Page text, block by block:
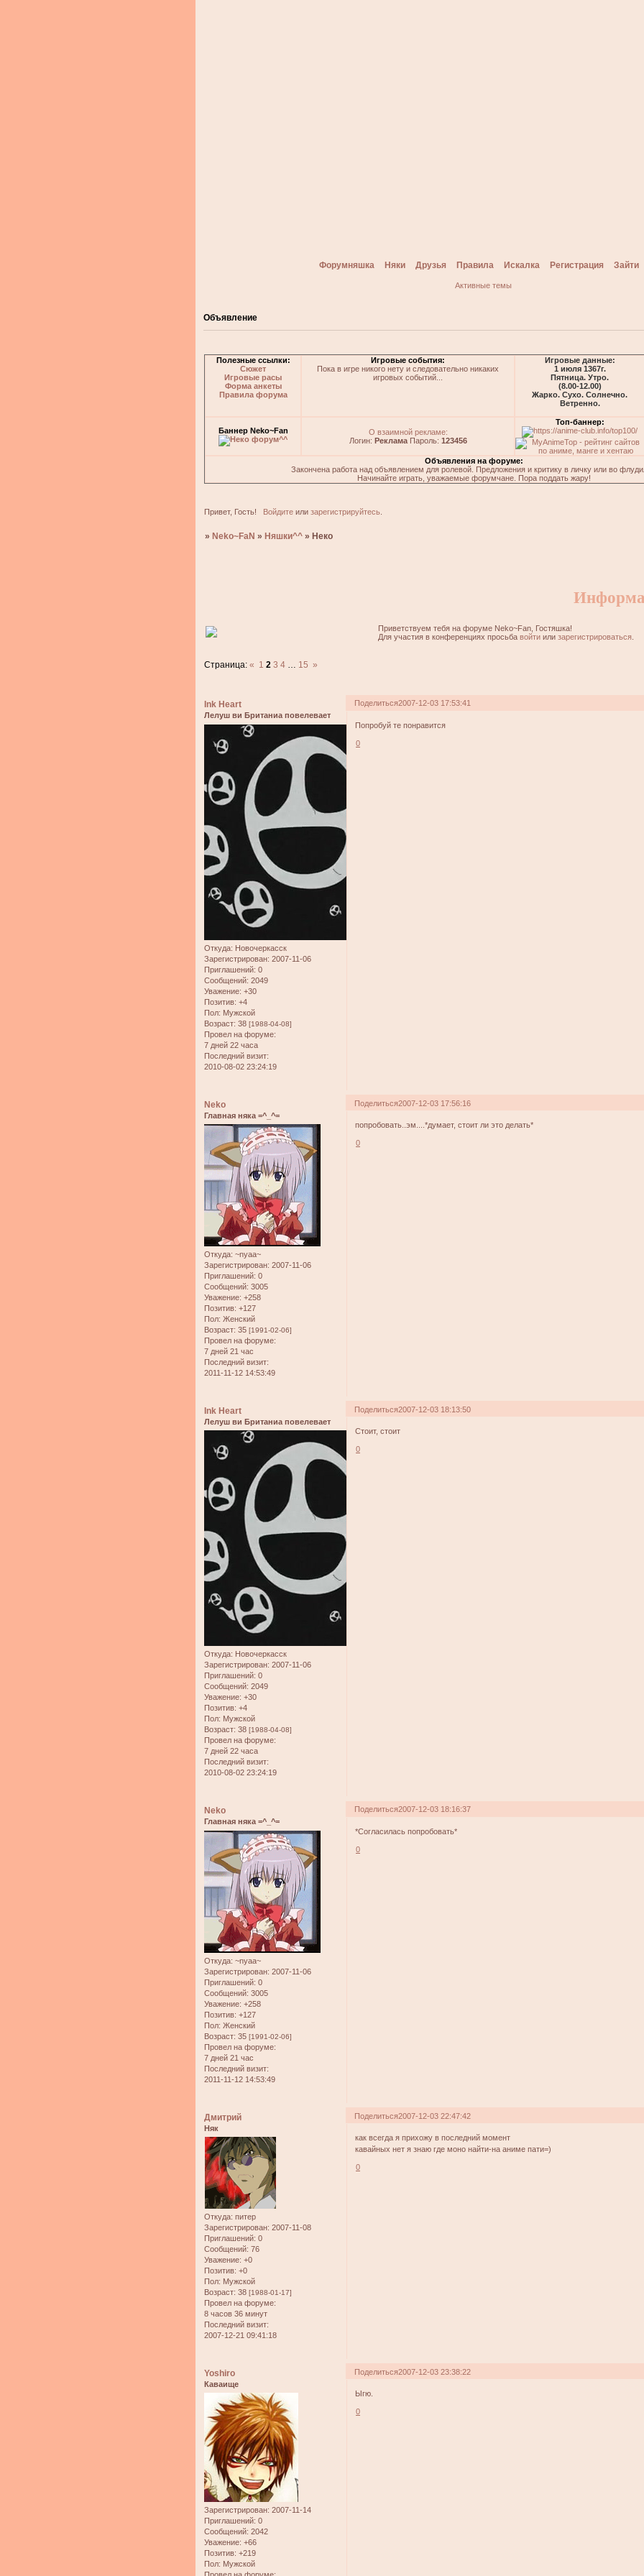
Форумняшка Няки Друзья Правила Искалка Регистрация Зайти
Активные темы
Объявление
Полезные ссылки:
Сюжет
Игровые расы
Форма анкеты
Правила форума
Игровые события:
Пока в игре никого нету и следовательно никаких
игровых событий...
Игровые данные:
1 июля 1367г.
Пятница. Утро.
(8.00-12.00)
Жарко. Сухо. Солнечно.
Ветренно.
Баннер Neko~Fan
О взаимной рекламе:
Логин: РекламаПароль: 123456
Топ-баннер:
Объявления на форуме:
Закончена работа над объявлением для ролевой. Предложения и критику в личку или во
Начинайте играть, уважаемые форумчане. Пора поддать жару!
Привет, Гость! Войдитеили зарегистрируйтесь.
» Neko~FaN » Няшки^^ » Неко
Приветствуем тебя на форуме Neko~Fan, Гостяшка!
Для участия в конференциях просьба войти или зарегистрироваться
Страница:« 1 2 3 4 … 15 »
Поделиться2007-12-03 17:53:41
Ink Heart
Лелуш ви Британиа повелевает
Откуда: Новочеркасск
Зарегистрирован: 2007-11-06
Приглашений: 0
Сообщений: 2049
Уважение: +30
Позитив: +4
Пол: Мужской
Возраст: 38 [1988-04-08]
Провел на форуме:
7 дней 22 часа
Последний визит:
2010-08-02 23:24:19
Попробуй те понравится
0
Поделиться2007-12-03 17:56:16
Neko
Главная няка =^_^=
Откуда: ~nyaa~
Зарегистрирован: 2007-11-06
Приглашений: 0
Сообщений: 3005
Уважение: +258
Позитив: +127
Пол: Женский
Возраст: 35 [1991-02-06]
Провел на форуме:
7 дней 21 час
Последний визит:
2011-11-12 14:53:49
попробовать..эм....*думает, стоит ли это делать*
0
Поделиться2007-12-03 18:13:50
Ink Heart
Лелуш ви Британиа повелевает
Откуда: Новочеркасск
Зарегистрирован: 2007-11-06
Приглашений: 0
Сообщений: 2049
Уважение: +30
Позитив: +4
Пол: Мужской
Возраст: 38 [1988-04-08]
Провел на форуме:
7 дней 22 часа
Последний визит:
2010-08-02 23:24:19
Стоит, стоит
0
Поделиться2007-12-03 18:16:37
Neko
Главная няка =^_^=
Откуда: ~nyaa~
Зарегистрирован: 2007-11-06
Приглашений: 0
Сообщений: 3005
Уважение: +258
Позитив: +127
Пол: Женский
Возраст: 35 [1991-02-06]
Провел на форуме:
7 дней 21 час
Последний визит:
2011-11-12 14:53:49
*Согласилась попробовать*
0
Поделиться2007-12-03 22:47:42
Дмитрий
Няк
Откуда: питер
Зарегистрирован: 2007-11-08
Приглашений: 0
Сообщений: 76
Уважение: +0
Позитив: +0
Пол: Мужской
Возраст: 38 [1988-01-17]
Провел на форуме:
8 часов 36 минут
Последний визит:
2007-12-21 09:41:18
как всегда я прихожу в последний момент
кавайных нет я знаю где моно найти-на аниме пати=)
0
Поделиться2007-12-03 23:38:22
Yoshiro
Каваище
Зарегистрирован: 2007-11-14
Приглашений: 0
Сообщений: 2042
Уважение: +66
Позитив: +219
Пол: Мужской
Ыгю.
0